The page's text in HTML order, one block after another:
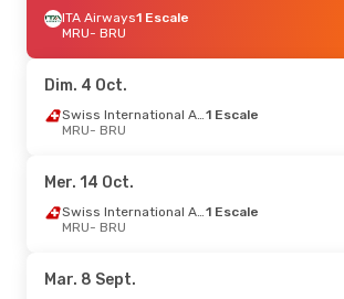
Turkish Airlines1 Escale
MRU- BRU
BRU- MRU
ITA Airways1 Escale
MRU- BRU
Dim. 4 Oct.
Swiss International Air Lines1 Escale
MRU- BRU
Mer. 14 Oct.
Swiss International Air Lines1 Escale
MRU- BRU
Mar. 8 Sept.